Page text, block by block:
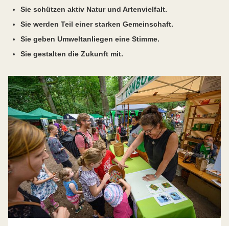
Sie schützen aktiv Natur und Artenvielfalt.
Sie werden Teil einer starken Gemeinschaft.
Sie geben Umweltanliegen eine Stimme.
Sie gestalten die Zukunft mit.